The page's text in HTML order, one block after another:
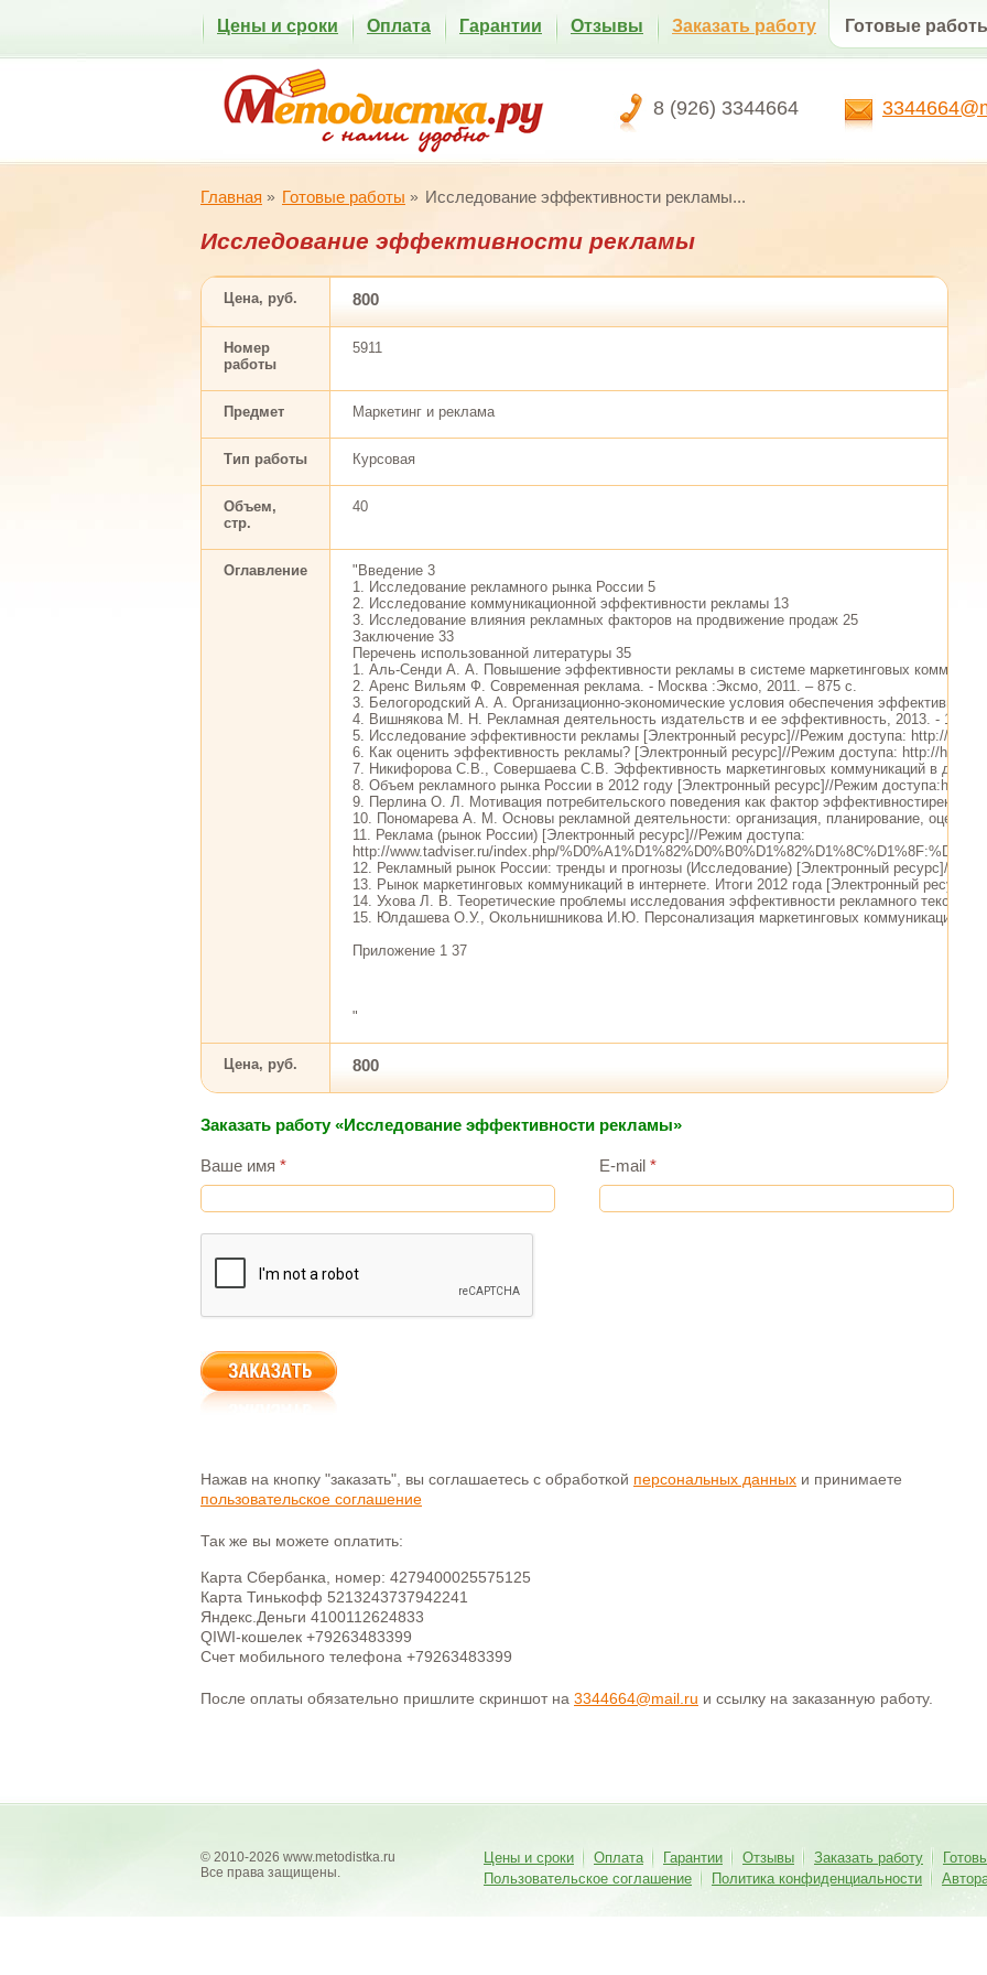
8 (926) 3344664
Цены и сроки Оплата Гарантии Отзывы Заказать работу Готовые
Главная Готовые работы Исследование эффективности рекламы...
Исследование эффективности рекламы
Цена, руб. 800
Номер
работы
5911
Предмет Маркетинг и реклама
Тип работы Курсовая
Объем,
стр.
40
Оглавление
"Введение 3
1. Исследование рекламного рынка России 5
2. Исследование коммуникационной эффективности рекламы 13
3. Исследование влияния рекламных факторов на продвижение продаж 25
Заключение 33
Перечень использованной литературы 35
1. Аль-Сенди А. А. Повышение эффективности рекламы в системе маркетинговых
2. Аренс Вильям Ф. Современная реклама. - Москва :Эксмо, 2011. – 875 с.
3. Белогородский А. А. Организационно-экономические условия обеспечения
4. Вишнякова М. Н. Рекламная деятельность издательств и ее эффективность, 2013. - 175 с.
5. Исследование эффективности рекламы [Электронный ресурс]//Режим доступа: http://
6. Как оценить эффективность рекламы? [Электронный ресурс]//Режим доступа: http://
7. Никифорова С.В., Совершаева С.В. Эффективность маркетинговых коммуникаций в
8. Объем рекламного рынка России в 2012 году [Электронный ресурс]//Режим
9. Перлина О. Л. Мотивация потребительского поведения как фактор
10. Пономарева А. М. Основы рекламной деятельности: организация, планирование,
11. Реклама (рынок России) [Электронный ресурс]//Режим доступа:
http://www.tadviser.ru/index.php/
12. Рекламный рынок России: тренды и прогнозы (Исследование) [Электронный ресурс]//
13. Рынок маркетинговых коммуникаций в интернете. Итоги 2012 года [Электронный
14. Ухова Л. В. Теоретические проблемы исследования эффективности рекламного текста. -
15. Юлдашева О.У., Окольнишникова И.Ю. Персонализация маркетинговых коммуникаций -
Приложение 1 37
"
Цена, руб. 800
Заказать работу «Исследование эффективности рекламы»
Ваше имя * E-mail *
Нажав на кнопку "заказать", вы соглашаетесь с обработкой персональных данных и принимаете
пользовательское соглашение
Так же вы можете оплатить:
Карта Сбербанка, номер: 4279400025575125
Карта Тинькофф 5213243737942241
Яндекс.Деньги 4100112624833
QIWI-кошелек +79263483399
Счет мобильного телефона +79263483399
После оплаты обязательно пришлите скриншот на 3344664@mail.ru и ссылку на заказанную работу.
© 2010-2026 www.metodistka.ru
Все права защищены.
Цены и сроки Оплата Гарантии Отзывы Заказать работу
Пользовательское соглашение
Политика конфиденциальности